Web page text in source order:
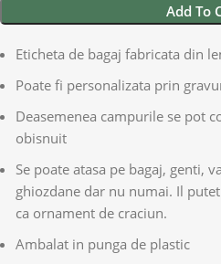
Add To
Eticheta de bagaj fabricata din
Poate fi personalizata prin
Deasemenea campurile se pot
obisnuit
Se poate atasa pe bagaj, genti,
ghiozdane dar nu numai. Il
ca ornament de craciun.
Ambalat in punga de plastic